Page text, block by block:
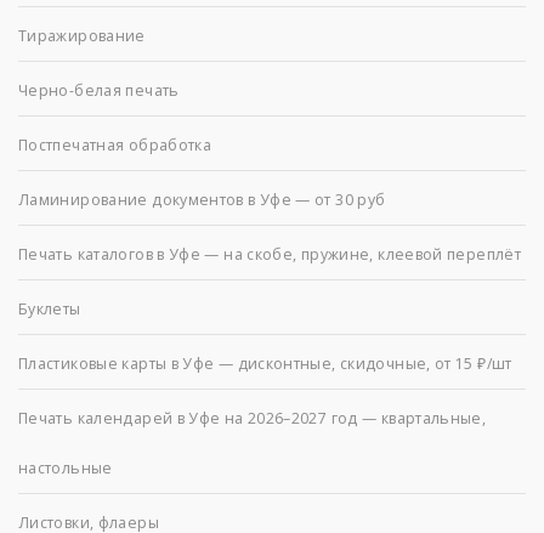
Тиражирование
Черно-белая печать
Постпечатная обработка
Ламинирование документов в Уфе — от 30 руб
Печать каталогов в Уфе — на скобе, пружине, клеевой переплёт
Буклеты
Пластиковые карты в Уфе — дисконтные, скидочные, от 15 ₽/шт
Печать календарей в Уфе на 2026–2027 год — квартальные,
настольные
Листовки, флаеры